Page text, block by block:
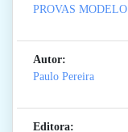
PROVAS
Autor:
Paulo Pereira
Editora: